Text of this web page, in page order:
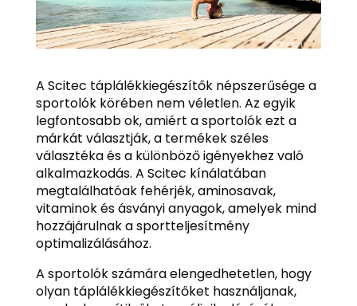
A Scitec táplálékkiegészítők népszerűsége a
sportolók körében nem véletlen. Az egyik
legfontosabb ok, amiért a sportolók ezt a
márkát választják, a termékek széles
választéka és a különböző igényekhez való
alkalmazkodás. A Scitec kínálatában
megtalálhatóak fehérjék, aminosavak,
vitaminok és ásványi anyagok, amelyek mind
hozzájárulnak a sportteljesítmény
optimalizálásához.
A sportolók számára elengedhetetlen, hogy
olyan táplálékkiegészítőket használjanak,